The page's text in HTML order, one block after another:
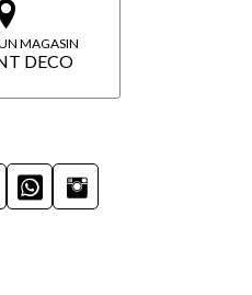
MAGASIN
DECO